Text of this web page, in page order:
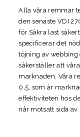
Alla våra remmar
den senaste VDI
för Säkra last
specificerar det
töjning av
säkerställer att
marknaden. Våra
0,5, som är
effektiviteten hos
når motsatt sida av